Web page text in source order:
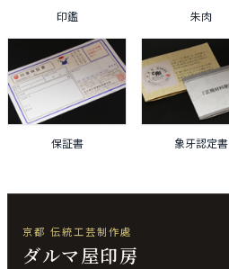
印鑑 朱肉
保証書 象牙認定書
京都 伝統工芸制作處
ダルマ屋印房